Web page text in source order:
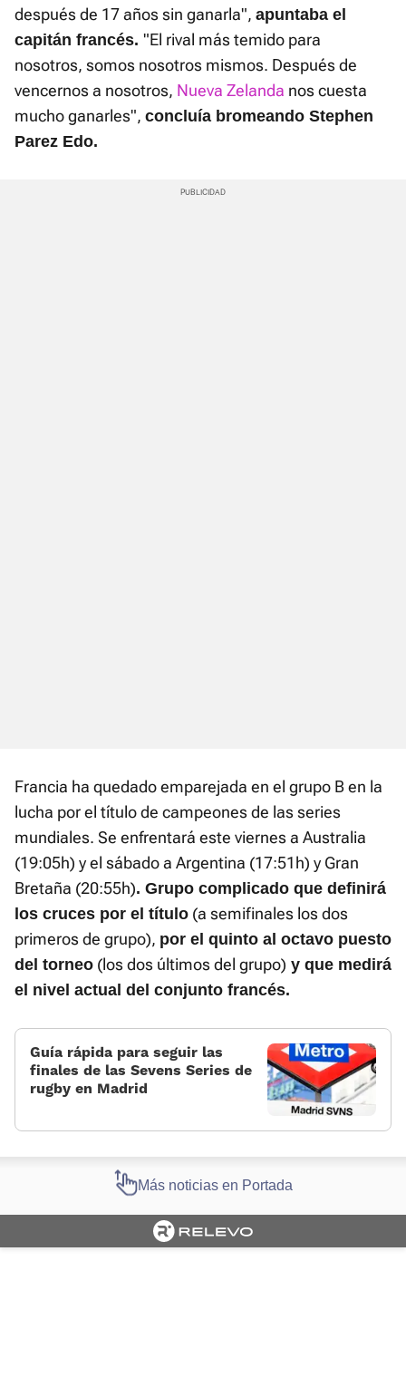
después de 17 años sin ganarla", apuntaba el
capitán francés. "El rival más temido para
nosotros, somos nosotros mismos. Después de
vencernos a nosotros, Nueva Zelanda nos cuesta
mucho ganarles", concluía bromeando Stephen
Parez Edo.
Francia ha quedado emparejada en el grupo B en la
lucha por el título de campeones de las series
mundiales. Se enfrentará este viernes a Australia
(19:05h) y el sábado a Argentina (17:51h) y Gran
Bretaña (20:55h). Grupo complicado que definirá
los cruces por el título (a semifinales los dos
primeros de grupo), por el quinto al octavo puesto
del torneo (los dos últimos del grupo) y que medirá
el nivel actual del conjunto francés.
Guía rápida para seguir las
finales de las Sevens Series de
rugby en Madrid
Más noticias en Portada